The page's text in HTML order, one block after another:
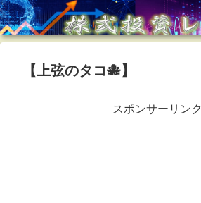
【上弦のタコ🐙】
スポンサーリンク